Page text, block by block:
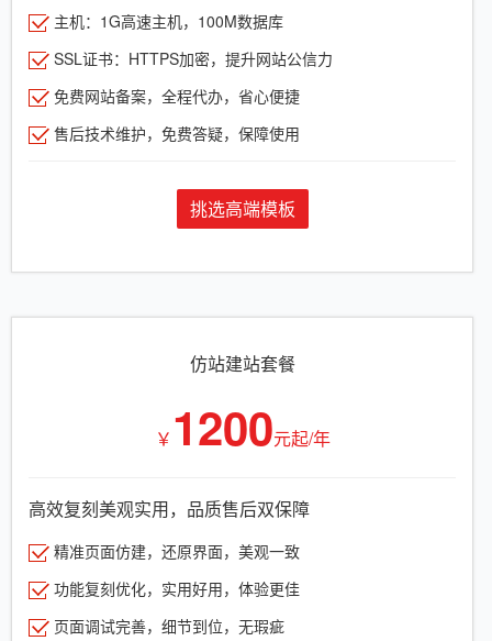
主机：1G高速主机，100M数据库
SSL证书：HTTPS加密，提升网站公信力
免费网站备案，全程代办，省心便捷
售后技术维护，免费答疑，保障使用
挑选高端模板
仿站建站套餐
￥ 1200元起/年
高效复刻美观实用，品质售后双保障
精准页面仿建，还原界面，美观一致
功能复刻优化，实用好用，体验更佳
页面调试完善，细节到位，无瑕疵